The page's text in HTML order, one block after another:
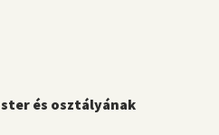
és osztályának